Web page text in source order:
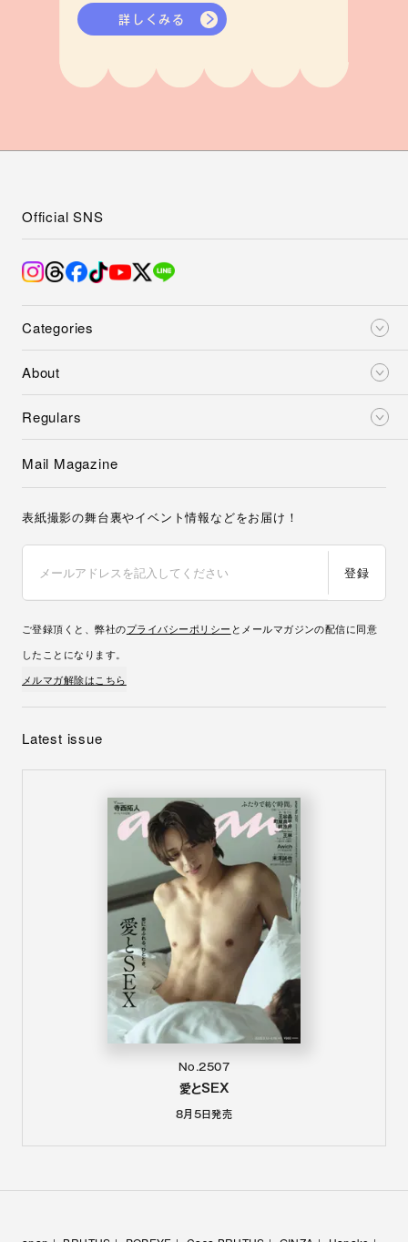
詳しくみる
Categories
About
Regulars
Official SNS
Mail Magazine
表紙撮影の舞台裏やイベント情報などをお届け！
登録
ご登録頂くと、弊社のプライバシーポリシー とメールマガジンの配信に同意
したことになります。
メルマガ解除はこちら
Latest issue
No.2507
愛とSEX
8月5日発売